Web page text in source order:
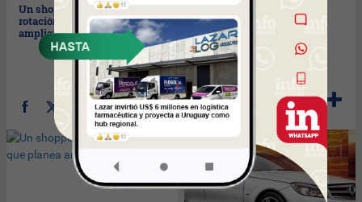
Un shopping con baja
rotación que planea
ampliarse.
De cada 10 test drive se
venden 2 autos.